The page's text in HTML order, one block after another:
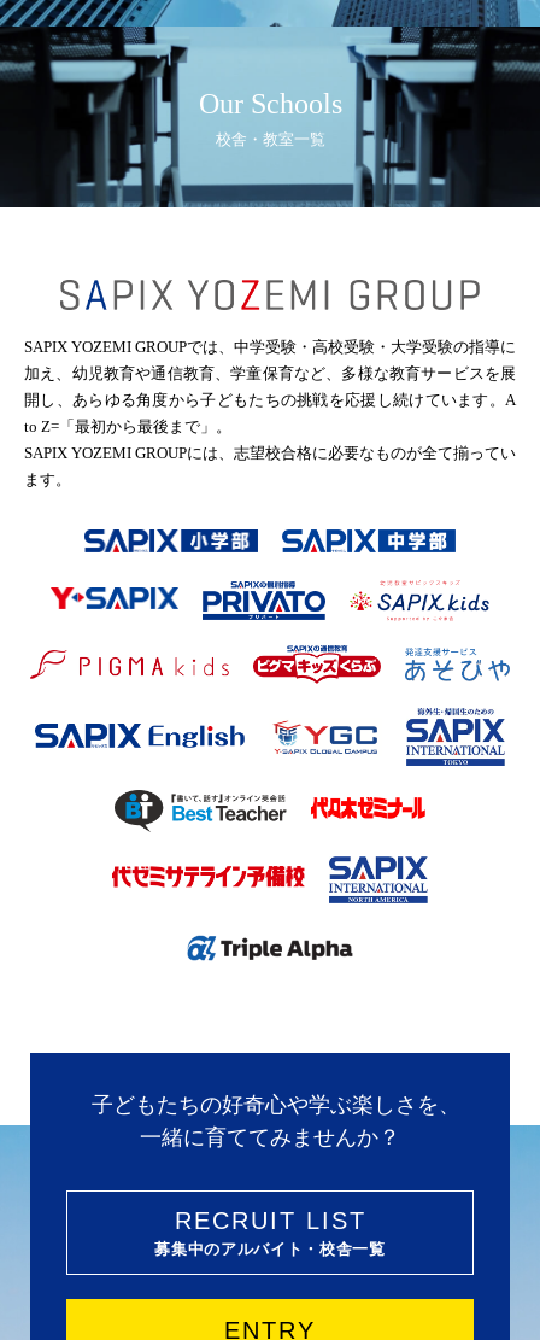
Our Schools
校舎・教室一覧
SAPIX YOZEMI GROUPでは、中学受験・高校受験・大学受験の指導に
加え、 幼児教育や通信教育、学童保育など、多様な教育サービスを展
開し、あらゆる角度から子どもたちの挑戦を応援し続けています。A
to Z=「最初から最後まで」。
SAPIX YOZEMI GROUPには、志望校合格に必要なものが全て揃ってい
ます。
子どもたちの好奇心や学ぶ楽しさを、
一緒に育ててみませんか？
RECRUIT LIST
募集中のアルバイト・校舎一覧
ENTRY